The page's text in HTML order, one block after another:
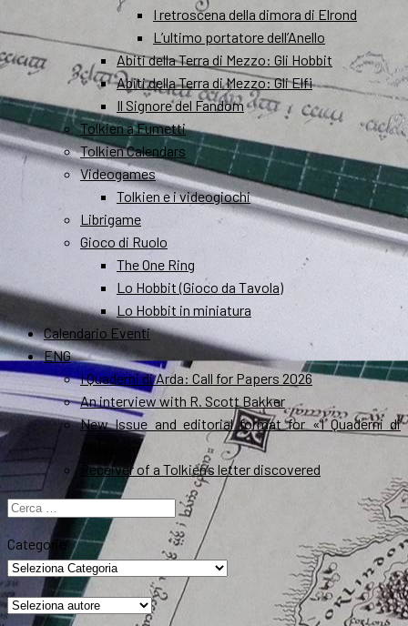
I retroscena della dimora di Elrond
L’ultimo portatore dell’Anello
Abiti della Terra di Mezzo: Gli Hobbit
Abiti della Terra di Mezzo: Gli Elfi
Il Signore del Fandom
Tolkien a Fumetti
Tolkien Calendars
Videogames
Tolkien e i videogiochi
Librigame
Gioco di Ruolo
The One Ring
Lo Hobbit (Gioco da Tavola)
Lo Hobbit in miniatura
Calendario Eventi
ENG
I Quaderni di Arda: Call for Papers 2026
An interview with R. Scott Bakker
New Issue and editorial format for «I Quaderni di
Arda»
Receiver of a Tolkien’s letter discovered
Ricerca
Categorie